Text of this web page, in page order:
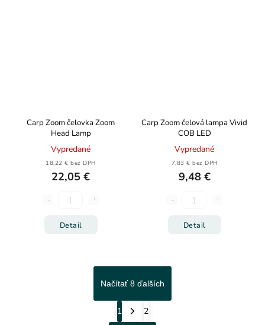
Carp Zoom čelovka Zoom
Head Lamp
Vypredané
18,22 € bez DPH
22,05 €
Detail
Carp Zoom čelová lampa Vivid
COB LED
Vypredané
7,83 € bez DPH
9,48 €
Detail
Načítať 8 ďalších
1
2